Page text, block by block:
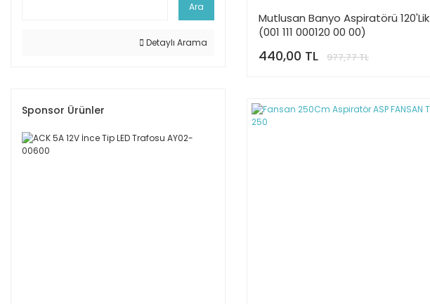
Ara
Detaylı Arama
Sponsor Ürünler
Mutlusan Banyo Aspiratörü 120'Lik
(001 111 000120 00 00)
440,00 TL 977,77 TL